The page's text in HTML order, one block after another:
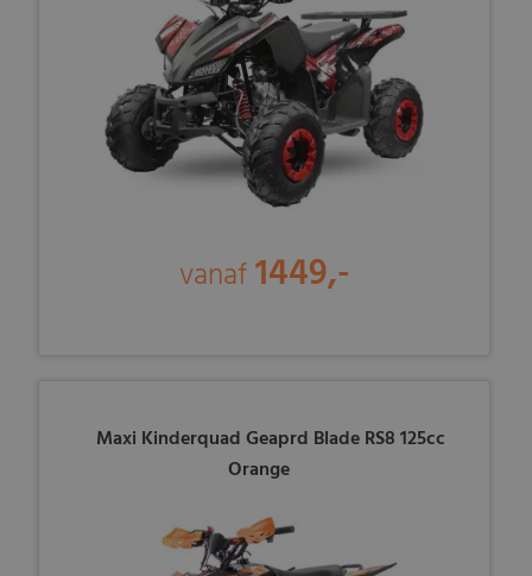
vanaf1449,-
Maxi Kinderquad Geaprd Blade RS8 125cc
Orange